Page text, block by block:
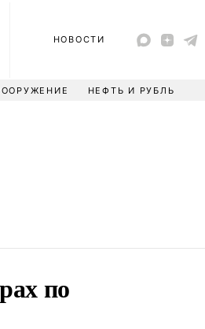
НОВОСТИ
НЕФТЬ И РУБЛЬ
по